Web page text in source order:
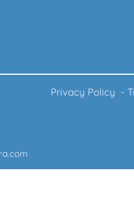
Privacy Policy -